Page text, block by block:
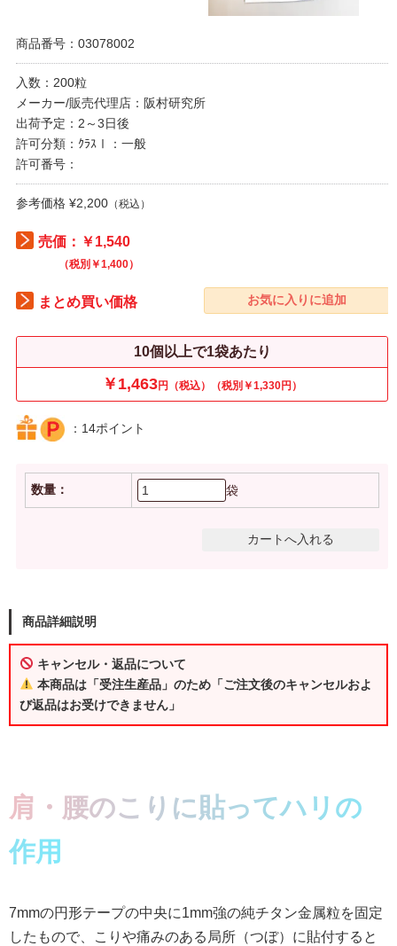
商品番号：03078002
入数：200粒
メーカー/販売代理店：阪村研究所
出荷予定：2～3日後
許可分類：ｸﾗｽⅠ：一般
許可番号：
参考価格 ¥2,200 （税込）
売価：￥1,540
（税別￥1,400）
まとめ買い価格
10個以上で1袋あたり
￥1,463円（税込）（税別￥1,330円）
：14ポイント
数量： 袋
商品詳細説明
キャンセル・返品について
本商品は「受注生産品」のため「ご注文後のキャンセルおよ
び返品はお受けできません」
肩・腰のこりに貼ってハリの
作用
7mmの円形テープの中央に1mm強の純チタン金属粒を固定
したもので、こりや痛みのある局所（つぼ）に貼付すると